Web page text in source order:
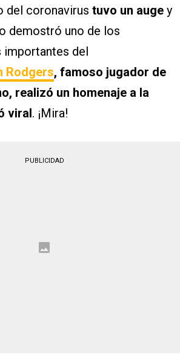
del coronavirus tuvo un auge y
demostró uno de los
del
Rodgers, famoso jugador de
realizó un homenaje a la
viral . ¡Mira!
PUBLICIDAD